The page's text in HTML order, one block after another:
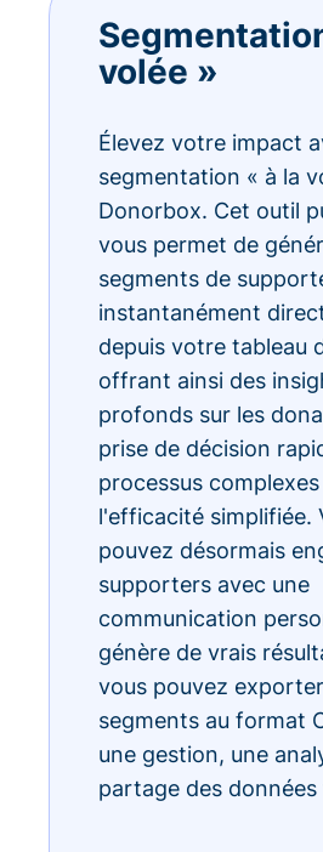
volée »
Élevez votre impact
segmentation « à la
Donorbox. Cet outil
vous permet de
segments de
instantanément
depuis votre tableau
offrant ainsi des
profonds sur les
prise de décision
processus complexes
l'efficacité simplifiée.
pouvez désormais
supporters avec une
communication
génère de vrais
vous pouvez
segments au format
une gestion, une
partage des données